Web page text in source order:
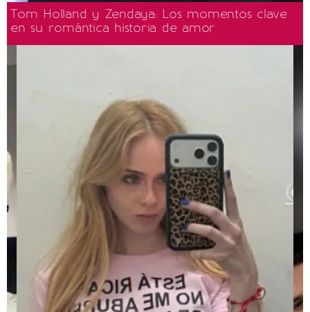
Tom Holland y Zendaya: Los momentos clave
en su romántica historia de amor